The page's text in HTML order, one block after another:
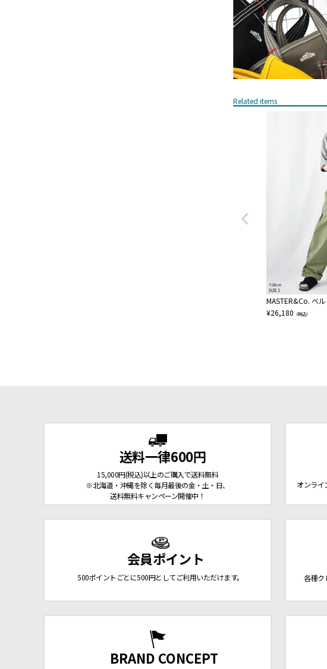
Related items
MASTER&Co. ベ
¥26,180 （税込）
送料一律600円
15,000円(税込)以上のご購入で送料無料
※北海道・沖縄を除く毎月最後の金・土・日、
送料無料キャンペーン開催中！
オンライ
会員ポイント
500ポイントごとに500円としてご利用いただけます。 各種ク
BRAND CONCEPT